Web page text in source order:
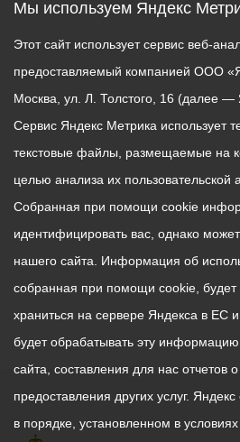
Мы используем Яндекс
Этот сайт использует сервис веб-
предоставляемый компанией ООО
Москва, ул. Л. Толстого, 16 (далее —
Сервис Яндекс Метрика использует
текстовые файлы, размещаемые на
целью анализа их пользовательской
Собранная при помощи cookie
идентифицировать вас, однако
нашего сайта. Информация об
собранная при помощи cookie, будет
храниться на сервере Яндекса в ЕС
будет обрабатывать эту
сайта, составления для нас отчетов
предоставления других услуг.
в порядке, установленном в